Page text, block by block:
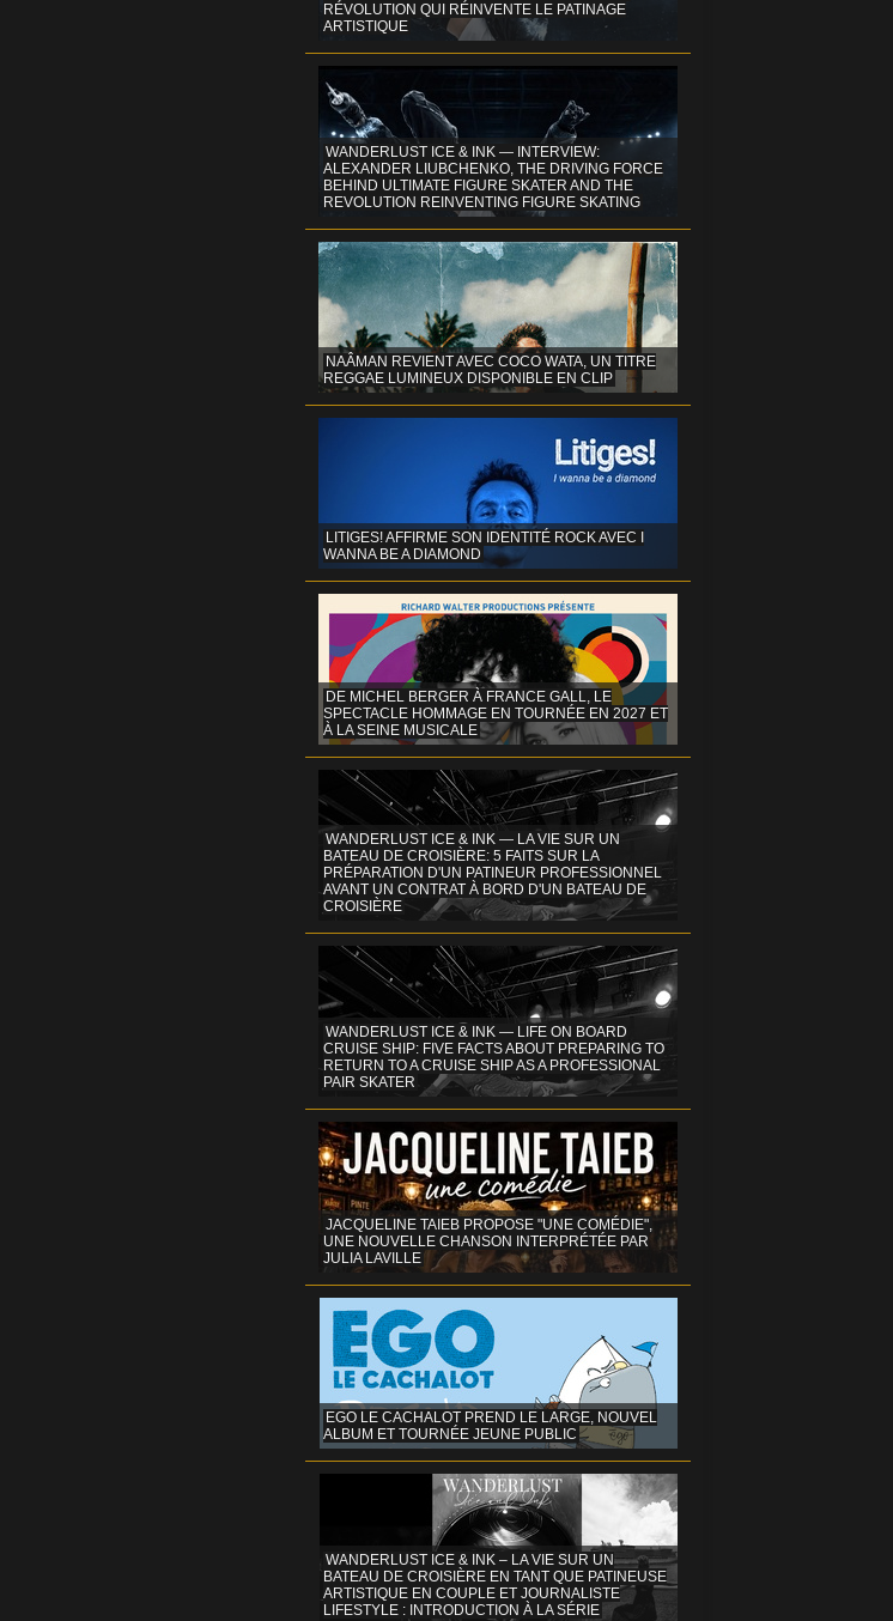
RÉVOLUTION QUI RÉINVENTE LE PATINAGE
ARTISTIQUE
WANDERLUST ICE & INK — INTERVIEW:
ALEXANDER LIUBCHENKO, THE DRIVING FORCE
BEHIND ULTIMATE FIGURE SKATER AND THE
REVOLUTION REINVENTING FIGURE SKATING
NAÂMAN REVIENT AVEC COCO WATA, UN TITRE
REGGAE LUMINEUX DISPONIBLE EN CLIP
LITIGES! AFFIRME SON IDENTITÉ ROCK AVEC I
WANNA BE A DIAMOND
DE MICHEL BERGER À FRANCE GALL, LE
SPECTACLE HOMMAGE EN TOURNÉE EN 2027 ET
À LA SEINE MUSICALE
WANDERLUST ICE & INK — LA VIE SUR UN
BATEAU DE CROISIÈRE: 5 FAITS SUR LA
PRÉPARATION D'UN PATINEUR PROFESSIONNEL
AVANT UN CONTRAT À BORD D'UN BATEAU DE
CROISIÈRE
WANDERLUST ICE & INK — LIFE ON BOARD
CRUISE SHIP: FIVE FACTS ABOUT PREPARING TO
RETURN TO A CRUISE SHIP AS A PROFESSIONAL
PAIR SKATER
JACQUELINE TAIEB PROPOSE "UNE COMÉDIE",
UNE NOUVELLE CHANSON INTERPRÉTÉE PAR
JULIA LAVILLE
EGO LE CACHALOT PREND LE LARGE, NOUVEL
ALBUM ET TOURNÉE JEUNE PUBLIC
WANDERLUST ICE & INK – LA VIE SUR UN
BATEAU DE CROISIÈRE EN TANT QUE PATINEUSE
ARTISTIQUE EN COUPLE ET JOURNALISTE
LIFESTYLE : INTRODUCTION À LA SÉRIE